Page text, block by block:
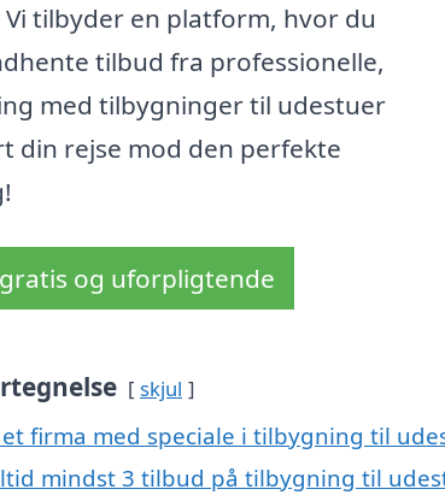
tilbyder en platform, hvor du
tilbud fra professionelle,
med tilbygninger til udestuer
din rejse mod den perfekte
og uforpligtende
skjul
firma med speciale i tilbygning til
mindst 3 tilbud på tilbygning til